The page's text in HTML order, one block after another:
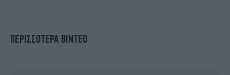
ΠΕΡΙΣΣΟΤΕΡΑ ΒΙΝΤΕΟ